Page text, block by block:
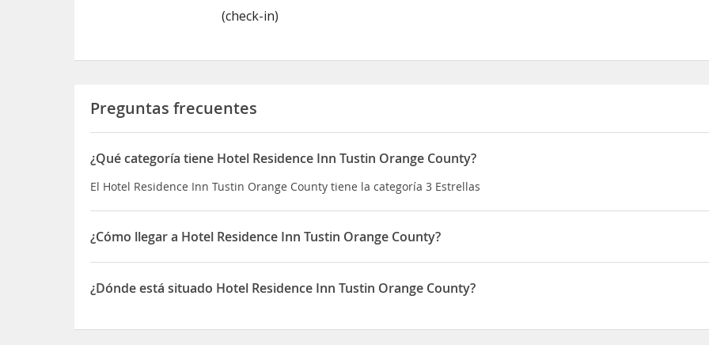
(check-in)
Preguntas frecuentes
¿Qué categoría tiene Hotel Residence Inn Tustin Orange County?
El Hotel Residence Inn Tustin Orange County tiene la categoría 3 Estrellas
¿Cómo llegar a Hotel Residence Inn Tustin Orange County?
Si decides alojarte en Residence Inn Tustin Orange County de Tustin, estarás cerca del aeropuerto y a apenas 3
zoológico de Santa Ana y a 6 de Segerstrom Center for the Arts Además, este hotel se encuentra a 12,5 km de
Stadium of Anaheim y a 13 km de Pabellón de deportes Honda Center
¿Dónde está situado Hotel Residence Inn Tustin Orange County?